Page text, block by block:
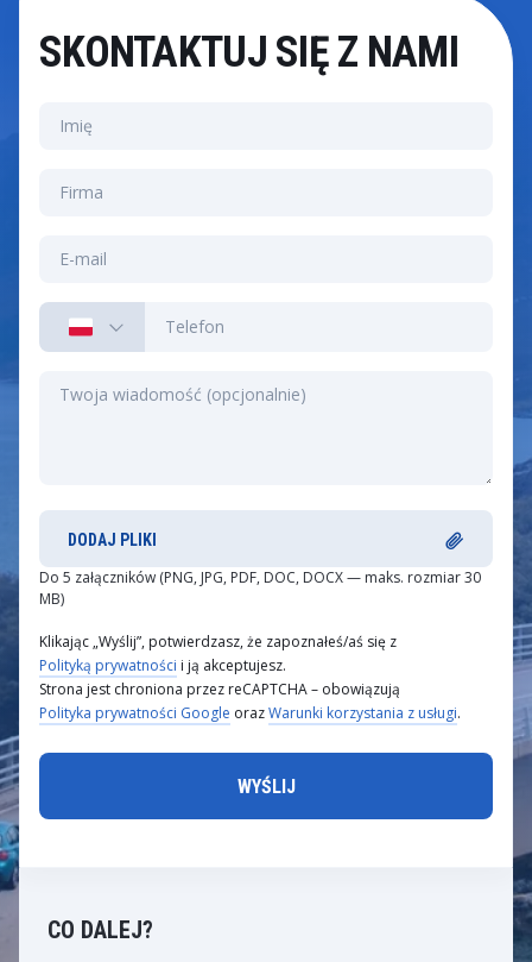
CO DALEJ?
SKONTAKTUJ SIĘ Z NAMI
DODAJ PLIKI
Do 5 załączników (PNG, JPG, PDF, DOC, DOCX — maks. rozmiar 30
MB)
Klikając „Wyślij”, potwierdzasz, że zapoznałeś/aś się z
Polityką prywatności i ją akceptujesz.
Strona jest chroniona przez reCAPTCHA – obowiązują
Polityka prywatności Google orazWarunki korzystania z usługi.